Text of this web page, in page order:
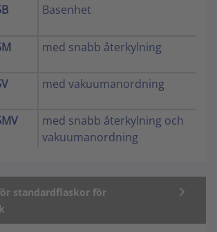
Basenhet
med snabb återkylning
med vakuumanordning
med snabb återkylning och
vakuumanordning
standardflaskor för